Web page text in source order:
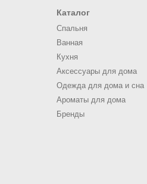
Каталог
Спальня
Ванная
Кухня
Аксессуары для дома
Одежда для дома и сна
Ароматы для дома
Бренды